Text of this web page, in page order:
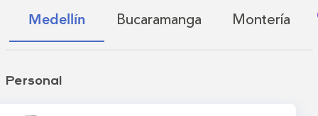
Medellín Bucaramanga Montería
Personal